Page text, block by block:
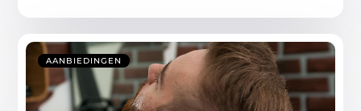
AANBIEDINGEN